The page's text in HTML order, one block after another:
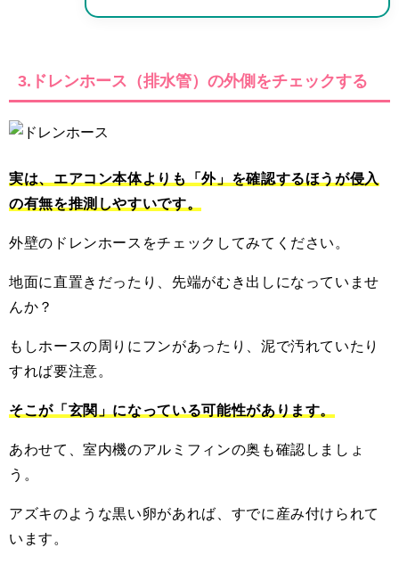
3.ドレンホース（排水管）の外側をチェックする
実は、エアコン本体よりも「外」を確認するほうが侵入
の有無を推測しやすいです。
外壁のドレンホースをチェックしてみてください。
地面に直置きだったり、先端がむき出しになっていませ
んか？
もしホースの周りにフンがあったり、泥で汚れていたり
すれば要注意。
そこが「玄関」になっている可能性があります。
あわせて、室内機のアルミフィンの奥も確認しましょ
う。
アズキのような黒い卵があれば、すでに産み付けられて
います。